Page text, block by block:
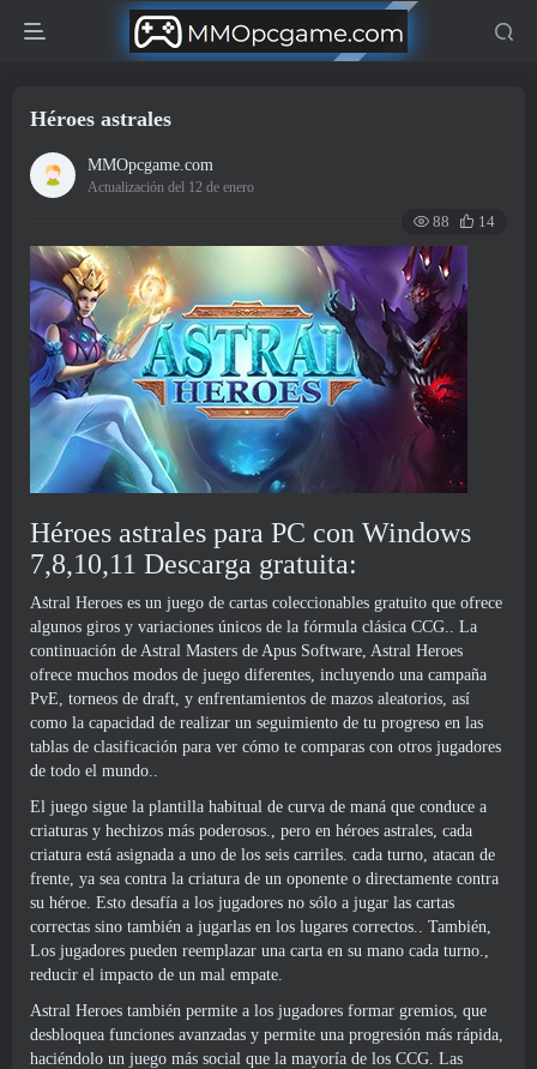
Héroes astrales
MMOpcgame.com
Actualización del 12 de enero
88 14
Héroes astrales para PC con Windows
7,8,10,11 Descarga gratuita:
Astral Heroes es un juego de cartas coleccionables gratuito que ofrece
algunos giros y variaciones únicos de la fórmula clásica CCG.. La
continuación de Astral Masters de Apus Software, Astral Heroes
ofrece muchos modos de juego diferentes, incluyendo una campaña
PvE, torneos de draft, y enfrentamientos de mazos aleatorios, así
como la capacidad de realizar un seguimiento de tu progreso en las
tablas de clasificación para ver cómo te comparas con otros jugadores
de todo el mundo..
El juego sigue la plantilla habitual de curva de maná que conduce a
criaturas y hechizos más poderosos., pero en héroes astrales, cada
criatura está asignada a uno de los seis carriles. cada turno, atacan de
frente, ya sea contra la criatura de un oponente o directamente contra
su héroe. Esto desafía a los jugadores no sólo a jugar las cartas
correctas sino también a jugarlas en los lugares correctos.. También,
Los jugadores pueden reemplazar una carta en su mano cada turno.,
reducir el impacto de un mal empate.
Astral Heroes también permite a los jugadores formar gremios, que
desbloquea funciones avanzadas y permite una progresión más rápida,
haciéndolo un juego más social que la mayoría de los CCG. Las